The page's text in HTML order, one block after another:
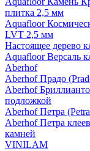
плитка 2,5 мм
Aquafloor
LVT 2,5 мм
Настоящее дерево
Aquafloor Версаль
Aberhof
Aberhof Прадо
Aberhof
подложкой
Aberhof Петра
Aberhof Петра
камней
VINILAM